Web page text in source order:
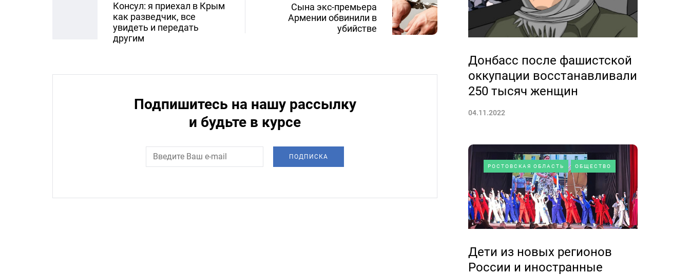
Консул: я приехал в Крым
как разведчик, все
увидеть и передать
другим
Сына экс-премьера
Армении обвинили в
убийстве
Подпишитесь на нашу рассылку
и будьте в курсе
ПОДПИСКА
Донбасс после фашистской
оккупации восстанавливали
250 тысяч женщин
04.11.2022
РОСТОВСКАЯ ОБЛАСТЬ ОБЩЕСТВО
Дети из новых регионов
России и иностранные